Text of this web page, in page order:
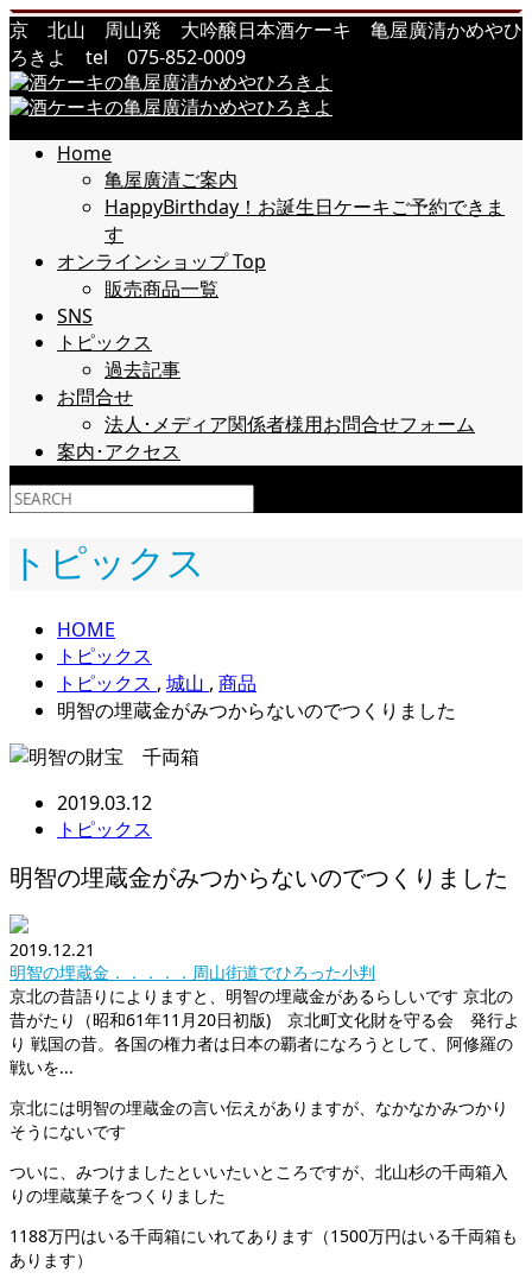
京 北山 周山発 大吟醸日本酒ケーキ 亀屋廣清かめやひ
ろきよ tel 075-852-0009
Home
亀屋廣清ご案内
HappyBirthday！お誕生日ケーキご予約できま
す
オンラインショップ Top
販売商品一覧
SNS
トピックス
過去記事
お問合せ
法人･メディア関係者様用お問合せフォーム
案内･アクセス
トピックス
HOME
トピックス
トピックス , 城山 , 商品
明智の埋蔵金がみつからないのでつくりました
2019.03.12
トピックス
明智の埋蔵金がみつからないのでつくりました
2019.12.21
明智の埋蔵金．．．．．周山街道でひろった小判
京北の昔語りによりますと、明智の埋蔵金があるらしいです 京北の
昔がたり（昭和61年11月20日初版) 京北町文化財を守る会 発行よ
り 戦国の昔。各国の権力者は日本の覇者になろうとして、阿修羅の
戦いを...
京北には明智の埋蔵金の言い伝えがありますが、なかなかみつかり
そうにないです
ついに、みつけましたといいたいところですが、北山杉の千両箱入
りの埋蔵菓子をつくりました
1188万円はいる千両箱にいれてあります（1500万円はいる千両箱も
あります）